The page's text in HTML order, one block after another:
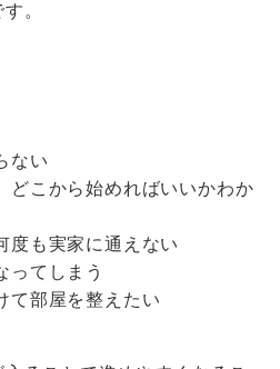
。
ない
どこから始めればいいかわか
度も実家に通えない
ってしまう
て部屋を整えたい